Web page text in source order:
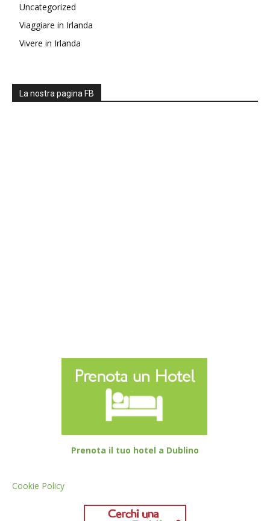
Uncategorized
Viaggiare in Irlanda
Vivere in Irlanda
La nostra pagina FB
Prenota il tuo hotel a Dublino
Cookie Policy